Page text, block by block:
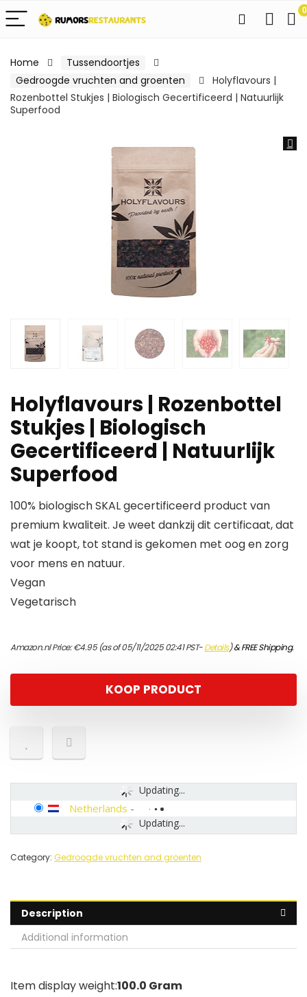
0
Home
Tussendoortjes
Gedroogde vruchten and groenten
Holyflavours |
Rozenbottel Stukjes | Biologisch Gecertificeerd | Natuurlijk
Superfood
Holyflavours | Rozenbottel
Stukjes | Biologisch
Gecertificeerd | Natuurlijk
Superfood
100% biologisch SKAL gecertificeerd product van
premium kwaliteit. Je weet dankzij dit certificaat, dat
wat je koopt, tot stand is gekomen met oog en zorg
voor mens en natuur.
Vegan
Vegetarisch
Amazon.nl Price:€4.95(as of 05/11/2025 02:41 PST-Details)&FREE Shipping.
KOOP PRODUCT
Updating...
Updating...
Netherlands -
Category: Gedroogde vruchten and groenten
Description
Additional information
Item display weight:100.0 Gram